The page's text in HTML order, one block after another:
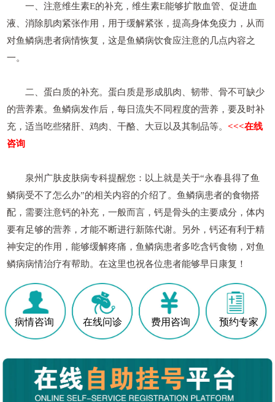
一、注意维生素E的补充，维生素E能够扩散血管、促进血
液、消除肌肉紧张作用，用于缓解紧张，提高身体免疫力，从而
对鱼鳞病患者病情恢复，这是鱼鳞病饮食应注意的几点内容之
一。
二、蛋白质的补充。蛋白质是形成肌肉、韧带、骨不可缺少
的营养素。鱼鳞病发作后，每日流失不同程度的营养，要及时补
充，适当吃些猪肝、鸡肉、干酪、大豆以及其制品等。<<<在线
咨询
泉州广肤皮肤病专科提醒您：以上就是关于“永春县得了鱼
鳞病受不了怎么办”的相关内容的介绍了。鱼鳞病患者的食物搭
配，需要注意钙的补充，一般而言，钙是骨头的主要成分，体内
要有足够的营养，才能不断进行新陈代谢。另外，钙还有利于精
神安定的作用，能够缓解疼痛，鱼鳞病患者多吃含钙食物，对鱼
鳞病病情治疗有帮助。在这里也祝各位患者能够早日康复！
病情咨询 在线问诊 费用咨询 预约专家